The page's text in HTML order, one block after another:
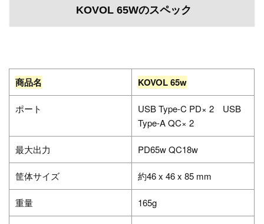
KOVOL 65Wのスペック
商品名 KOVOL 65w
ポート
USB Type-C PD× 2 USB
Type-A QC× 2
最大出力 PD65w QC18w
筐体サイズ 約46 x 46 x 85 mm
重量 165g